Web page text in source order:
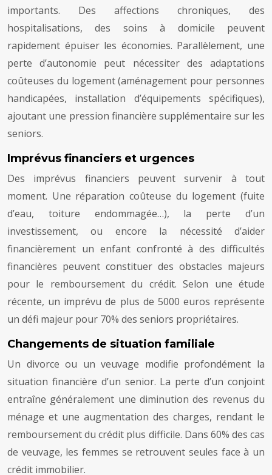
importants. Des affections chroniques, des
hospitalisations, des soins à domicile peuvent
rapidement épuiser les économies. Parallèlement, une
perte d’autonomie peut nécessiter des adaptations
coûteuses du logement (aménagement pour personnes
handicapées, installation d’équipements spécifiques),
ajoutant une pression financière supplémentaire sur les
seniors.
Imprévus financiers et urgences
Des imprévus financiers peuvent survenir à tout
moment. Une réparation coûteuse du logement (fuite
d’eau, toiture endommagée…), la perte d’un
investissement, ou encore la nécessité d’aider
financièrement un enfant confronté à des difficultés
financières peuvent constituer des obstacles majeurs
pour le remboursement du crédit. Selon une étude
récente, un imprévu de plus de 5000 euros représente
un défi majeur pour 70% des seniors propriétaires.
Changements de situation familiale
Un divorce ou un veuvage modifie profondément la
situation financière d’un senior. La perte d’un conjoint
entraîne généralement une diminution des revenus du
ménage et une augmentation des charges, rendant le
remboursement du crédit plus difficile. Dans 60% des cas
de veuvage, les femmes se retrouvent seules face à un
crédit immobilier.